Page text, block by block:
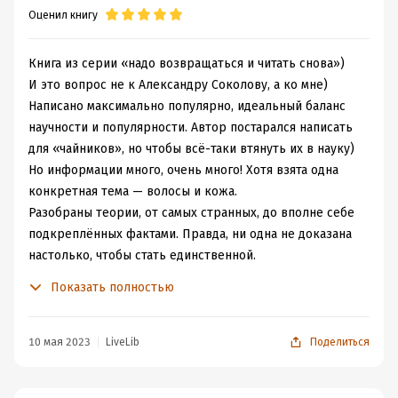
кроманьонцы были белыми, не поверю теперь.
назад. Она, похоже, была чернокожей. Неожиданно:
5700 лет назад, это не так уж давно. В эволюционном
смысле вообще вчера.
Ещё автор привёл поразительный факт про
обморожениепегих морских свинок:
спойлерПо данным обширной военной статистики,
чернокожие солдаты сильнее страдают от
обморожений, чем бледнолицые. Этого можно ожидать,
конечно.
Но вот что интересно: чёрные лабораторные мыши
Но и это ещё не всё! Исследователи, разумеется, на
морских свинок. И что же? Участки чёрной кожи у них
Оценил книгу
Книга из серии «надо возвращаться и читать снова»)
И это вопрос не к Александру Соколову, а ко мне)
Написано максимально популярно, идеальный баланс
научности и популярности. Автор постарался написать
для «чайников», но чтобы всё-таки втянуть их в науку)
Но информации много, очень много! Хотя взята одна
конкретная тема — волосы и кожа.
Разобраны теории, от самых странных, до вполне себе
подкреплённых фактами. Правда, ни одна не доказана
настолько, чтобы стать единственной.
суть. К концу книги пошли снова более привычные
Показать полностью
10 мая 2023 LiveLib Поделиться